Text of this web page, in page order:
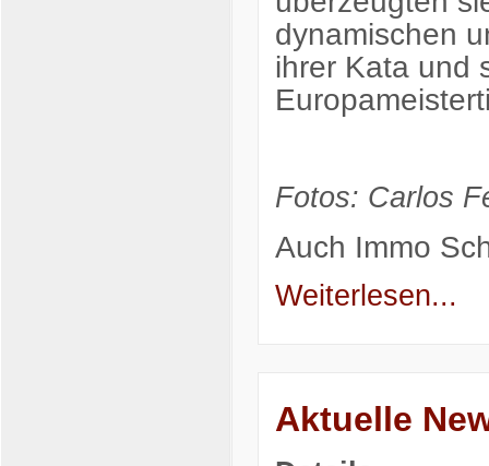
dynamischen
ihrer Kata und
Fotos: Carlos
Auch Immo
Weiterlesen...
Aktuelle